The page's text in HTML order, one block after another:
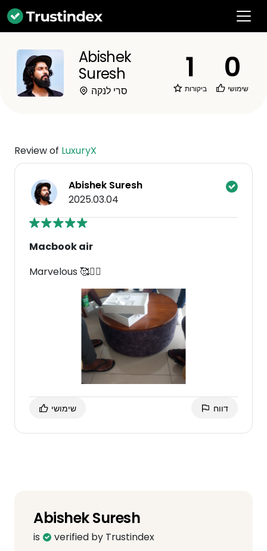
Abishek
Suresh
סרי לנקה
1
ביקורות
0
שימושי
Review of LuxuryX
Abishek Suresh
2025.03.04
Macbook air
Marvelous 🥰❤️‍🔥
שימושי דווח
Abishek Suresh
is verified by Trustindex